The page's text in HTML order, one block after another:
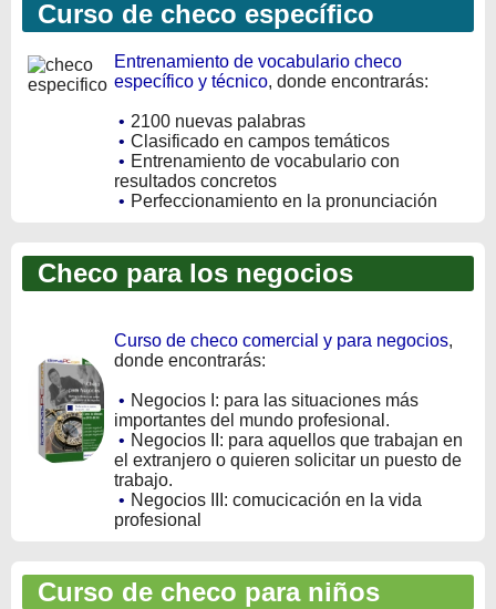
Curso de checo específico
Entrenamiento de vocabulario checo
específico y técnico, donde encontrarás:
• 2100 nuevas palabras
• Clasificado en campos temáticos
• Entrenamiento de vocabulario con
resultados concretos
• Perfeccionamiento en la pronunciación
Checo para los negocios
Curso de checo comercial y para negocios,
donde encontrarás:
• Negocios I: para las situaciones más
importantes del mundo profesional.
• Negocios II: para aquellos que trabajan en
el extranjero o quieren solicitar un puesto de
trabajo.
• Negocios III: comucicación en la vida
profesional
Curso de checo para niños